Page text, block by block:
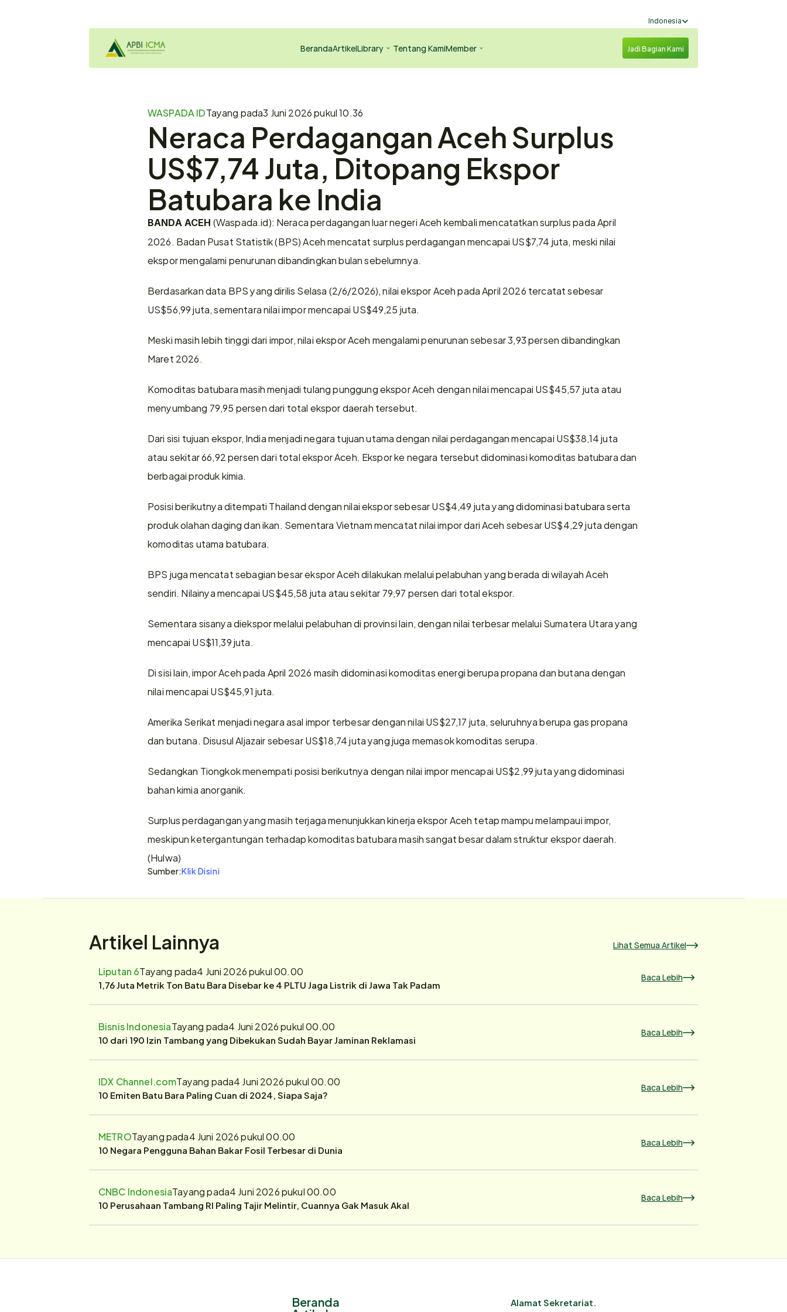
Select Language
Indonesia
BerandaArtikelLibrary Tentang KamiMember Jadi Bagian Kami
WASPADA IDTayang pada3 Juni 2026 pukul 10.36
Neraca Perdagangan Aceh Surplus
US$7,74 Juta, Ditopang Ekspor
Batubara ke India
BANDA ACEH (Waspada.id): Neraca perdagangan luar negeri Aceh kembali mencatatkan surplus pada April
2026. Badan Pusat Statistik (BPS) Aceh mencatat surplus perdagangan mencapai US$7,74 juta, meski nilai
ekspor mengalami penurunan dibandingkan bulan sebelumnya.
Berdasarkan data BPS yang dirilis Selasa (2/6/2026), nilai ekspor Aceh pada April 2026 tercatat sebesar
US$56,99 juta, sementara nilai impor mencapai US$49,25 juta.
Meski masih lebih tinggi dari impor, nilai ekspor Aceh mengalami penurunan sebesar 3,93 persen dibandingkan
Maret 2026.
Komoditas batubara masih menjadi tulang punggung ekspor Aceh dengan nilai mencapai US$45,57 juta atau
menyumbang 79,95 persen dari total ekspor daerah tersebut.
Dari sisi tujuan ekspor, India menjadi negara tujuan utama dengan nilai perdagangan mencapai US$38,14 juta
atau sekitar 66,92 persen dari total ekspor Aceh. Ekspor ke negara tersebut didominasi komoditas batubara dan
berbagai produk kimia.
Posisi berikutnya ditempati Thailand dengan nilai ekspor sebesar US$4,49 juta yang didominasi batubara serta
produk olahan daging dan ikan. Sementara Vietnam mencatat nilai impor dari Aceh sebesar US$4,29 juta dengan
komoditas utama batubara.
BPS juga mencatat sebagian besar ekspor Aceh dilakukan melalui pelabuhan yang berada di wilayah Aceh
sendiri. Nilainya mencapai US$45,58 juta atau sekitar 79,97 persen dari total ekspor.
Sementara sisanya diekspor melalui pelabuhan di provinsi lain, dengan nilai terbesar melalui Sumatera Utara yang
mencapai US$11,39 juta.
Di sisi lain, impor Aceh pada April 2026 masih didominasi komoditas energi berupa propana dan butana dengan
nilai mencapai US$45,91 juta.
Amerika Serikat menjadi negara asal impor terbesar dengan nilai US$27,17 juta, seluruhnya berupa gas propana
dan butana. Disusul Aljazair sebesar US$18,74 juta yang juga memasok komoditas serupa.
Sedangkan Tiongkok menempati posisi berikutnya dengan nilai impor mencapai US$2,99 juta yang didominasi
bahan kimia anorganik.
Surplus perdagangan yang masih terjaga menunjukkan kinerja ekspor Aceh tetap mampu melampaui impor,
meskipun ketergantungan terhadap komoditas batubara masih sangat besar dalam struktur ekspor daerah.
(Hulwa)
Sumber:Klik Disini
Artikel Lainnya Lihat Semua Artikel
Liputan 6Tayang pada4 Juni 2026 pukul 00.00
1,76 Juta Metrik Ton Batu Bara Disebar ke 4 PLTU Jaga Listrik di Jawa Tak Padam Baca Lebih
Bisnis IndonesiaTayang pada4 Juni 2026 pukul 00.00
10 dari 190 Izin Tambang yang Dibekukan Sudah Bayar Jaminan Reklamasi Baca Lebih
IDX Channel.comTayang pada4 Juni 2026 pukul 00.00
10 Emiten Batu Bara Paling Cuan di 2024, Siapa Saja? Baca Lebih
METROTayang pada4 Juni 2026 pukul 00.00
10 Negara Pengguna Bahan Bakar Fosil Terbesar di Dunia Baca Lebih
CNBC IndonesiaTayang pada4 Juni 2026 pukul 00.00
10 Perusahaan Tambang RI Paling Tajir Melintir, Cuannya Gak Masuk Akal Baca Lebih
Beranda Alamat Sekretariat.